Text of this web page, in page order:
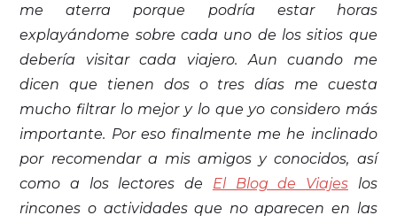
me aterra porque podría estar horas
explayándome sobre cada uno de los sitios que
debería visitar cada viajero. Aun cuando me
dicen que tienen dos o tres días me cuesta
mucho filtrar lo mejor y lo que yo considero más
importante. Por eso finalmente me he inclinado
por recomendar a mis amigos y conocidos, así
como a los lectores de El Blog de Viajeslos
rincones o actividades que no aparecen en las